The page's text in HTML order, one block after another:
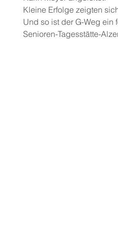
Kleine Erfolge zeigten
Und so ist der G-Weg
Senioren-Tagesstätte-